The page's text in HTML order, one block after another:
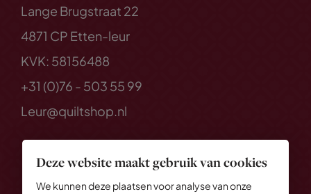
Deze website maakt gebruik van cookies
We kunnen deze plaatsen voor analyse van onze
Lange Brugstraat 22
4871 CP Etten-leur
KVK: 58156488
+31 (0)76 - 503 55 99
Leur@quiltshop.nl